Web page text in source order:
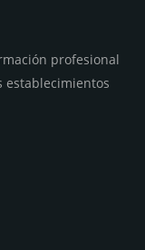
profesional
establecimientos